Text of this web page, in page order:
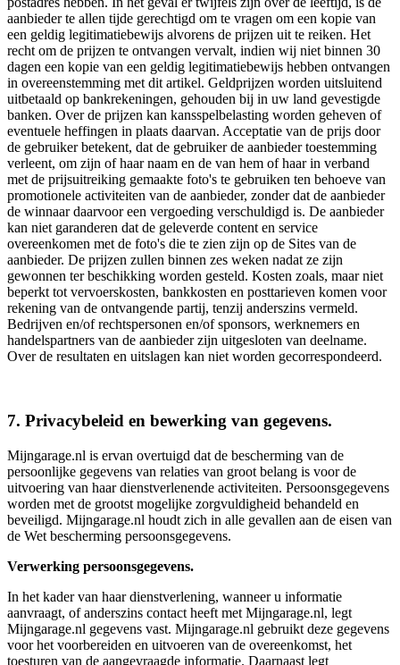
aanbieder te allen tijde gerechtigd om te vragen om een kopie van
een geldig legitimatiebewijs alvorens de prijzen uit te reiken. Het
recht om de prijzen te ontvangen vervalt, indien wij niet binnen 30
dagen een kopie van een geldig legitimatiebewijs hebben ontvangen
in overeenstemming met dit artikel. Geldprijzen worden uitsluitend
uitbetaald op bankrekeningen, gehouden bij in uw land gevestigde
banken. Over de prijzen kan kansspelbelasting worden geheven of
eventuele heffingen in plaats daarvan. Acceptatie van de prijs door
de gebruiker betekent, dat de gebruiker de aanbieder toestemming
verleent, om zijn of haar naam en de van hem of haar in verband
met de prijsuitreiking gemaakte foto's te gebruiken ten behoeve van
promotionele activiteiten van de aanbieder, zonder dat de aanbieder
de winnaar daarvoor een vergoeding verschuldigd is. De aanbieder
kan niet garanderen dat de geleverde content en service
overeenkomen met de foto's die te zien zijn op de Sites van de
aanbieder. De prijzen zullen binnen zes weken nadat ze zijn
gewonnen ter beschikking worden gesteld. Kosten zoals, maar niet
beperkt tot vervoerskosten, bankkosten en posttarieven komen voor
rekening van de ontvangende partij, tenzij anderszins vermeld.
Bedrijven en/of rechtspersonen en/of sponsors, werknemers en
handelspartners van de aanbieder zijn uitgesloten van deelname.
Over de resultaten en uitslagen kan niet worden gecorrespondeerd.
7. Privacybeleid en bewerking van gegevens.
Mijngarage.nl is ervan overtuigd dat de bescherming van de
persoonlijke gegevens van relaties van groot belang is voor de
uitvoering van haar dienstverlenende activiteiten. Persoonsgegevens
worden met de grootst mogelijke zorgvuldigheid behandeld en
beveiligd. Mijngarage.nl houdt zich in alle gevallen aan de eisen van
de Wet bescherming persoonsgegevens.
Verwerking persoonsgegevens.
In het kader van haar dienstverlening, wanneer u informatie
aanvraagt, of anderszins contact heeft met Mijngarage.nl, legt
Mijngarage.nl gegevens vast. Mijngarage.nl gebruikt deze gegevens
voor het voorbereiden en uitvoeren van de overeenkomst, het
toesturen van de aangevraagde informatie. Daarnaast legt